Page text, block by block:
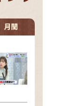
・
ティ！
剣です
月間